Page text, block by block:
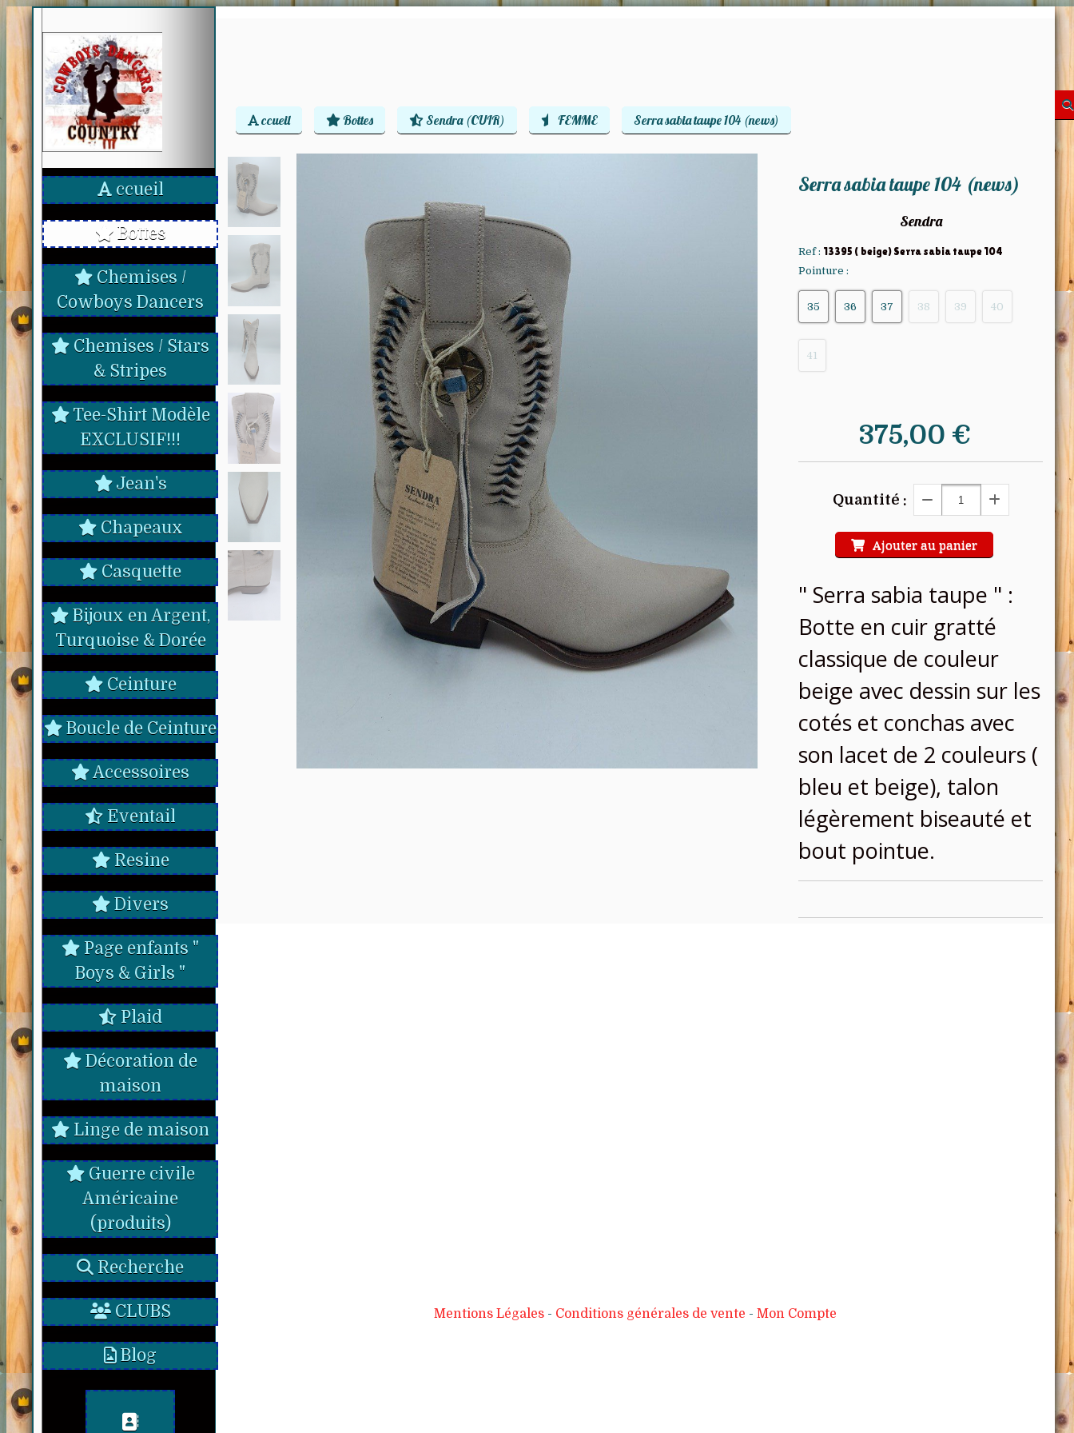
ccueil
Bottes
Chemises /
Cowboys Dancers
Chemises / Stars
& Stripes
Tee-Shirt Modèle
EXCLUSIF!!!
Jean's
Chapeaux
Casquette
Bijoux en Argent,
Turquoise & Dorée
Ceinture
Boucle de Ceinture
Accessoires
Eventail
Resine
Divers
Page enfants "
Boys & Girls "
Plaid
Décoration de
maison
Linge de maison
Guerre civile
Américaine
(produits)
Recherche
CLUBS
Blog
ccueil Bottes Sendra (CUIR) FEMME Serra sabia taupe 104 (news)
Serra sabia taupe 104 (news)
Sendra
Ref : 13395 ( beige) Serra sabia taupe 104
Pointure :
35 36 37 38 39 40
41
375,00 €
Quantité :
Ajouter au panier
" Serra sabia taupe " :
Botte en cuir gratté
classique de couleur
beige avec dessin sur les
cotés et conchas avec
son lacet de 2 couleurs (
bleu et beige), talon
légèrement biseauté et
bout pointue.
Mentions Légales Conditions générales de vente Mon Compte